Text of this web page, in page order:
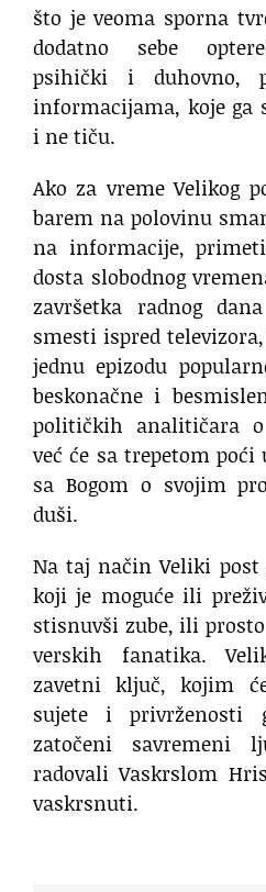
što je veoma sporna
dodatno sebe
psihički i duhovno,
informacijama, koje ga
i ne tiču.
Ako za vreme Velikog
barem na polovinu
na informacije,
dosta slobodnog
završetka radnog
smesti ispred
jednu epizodu
beskonačne i
političkih analitičara
već će sa trepetom
sa Bogom o svojim
duši.
Na taj način Veliki
koji je moguće ili
stisnuvši zube, ili
verskih fanatika.
zavetni ključ, kojim
sujete i privrženosti
zatočeni savremeni
radovali Vaskrslom
vaskrsnuti.